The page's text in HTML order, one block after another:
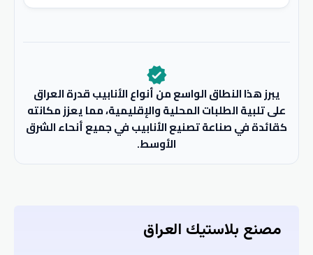
verified
يبرز هذا النطاق الواسع من أنواع الأنابيب قدرة العراق
على تلبية الطلبات المحلية والإقليمية، مما يعزز مكانته
كقائدة في صناعة تصنيع الأنابيب في جميع أنحاء الشرق
الأوسط.
مصنع بلاستيك العراق